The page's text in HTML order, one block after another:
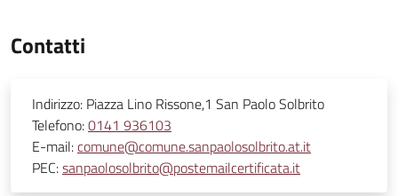
Contatti
Indirizzo: Piazza Lino Rissone,1 San Paolo Solbrito
Telefono:0141 936103
E-mail:comune@comune.sanpaolosolbrito.at.it
PEC:sanpaolosolbrito@postemailcertificata.it